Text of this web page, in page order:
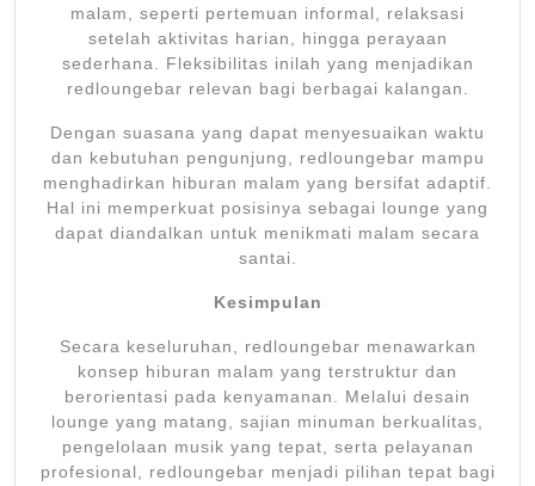
malam, seperti pertemuan informal, relaksasi
setelah aktivitas harian, hingga perayaan
sederhana. Fleksibilitas inilah yang menjadikan
redloungebar relevan bagi berbagai kalangan.
Dengan suasana yang dapat menyesuaikan waktu
dan kebutuhan pengunjung, redloungebar mampu
menghadirkan hiburan malam yang bersifat adaptif.
Hal ini memperkuat posisinya sebagai lounge yang
dapat diandalkan untuk menikmati malam secara
santai.
Kesimpulan
Secara keseluruhan, redloungebar menawarkan
konsep hiburan malam yang terstruktur dan
berorientasi pada kenyamanan. Melalui desain
lounge yang matang, sajian minuman berkualitas,
pengelolaan musik yang tepat, serta pelayanan
profesional, redloungebar menjadi pilihan tepat bagi